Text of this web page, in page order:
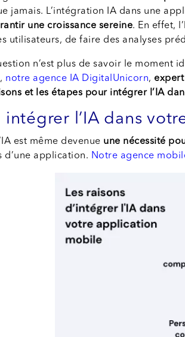
jamais. L’intégration IA dans une
une croissance sereine. En effet,
utilisateurs, de faire des analyses
n’est plus de savoir le moment
notre agence IA DigitalUnicorn,
et les étapes pour intégrer l’IA
intégrer l’IA dans
est même devenue une nécessité
d’une application. Notre agence